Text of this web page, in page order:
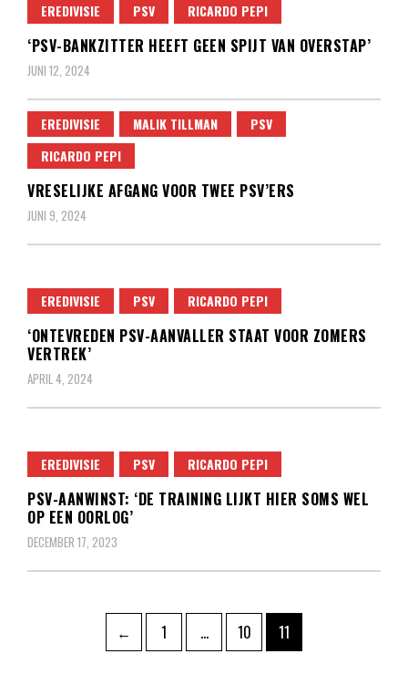
EREDIVISIE PSV RICARDO PEPI
‘PSV-BANKZITTER HEEFT GEEN SPIJT VAN OVERSTAP’
JUNI 12, 2024
EREDIVISIE MALIK TILLMAN
PSV
RICARDO PEPI
VRESELIJKE AFGANG VOOR TWEE PSV’ERS
JUNI 9, 2024
EREDIVISIE PSV RICARDO PEPI
‘ONTEVREDEN PSV-AANVALLER STAAT VOOR ZOMERS
VERTREK’
APRIL 4, 2024
EREDIVISIE PSV RICARDO PEPI
PSV-AANWINST: ‘DE TRAINING LIJKT HIER SOMS WEL
OP EEN OORLOG’
DECEMBER 17, 2023
paginering
← Pagina
1 … Pagina
10 Pagina
11